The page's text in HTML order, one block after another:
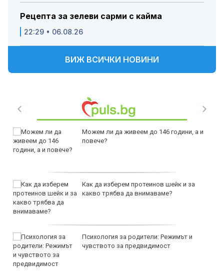
Рецепта за зелеви сарми с кайма
22:29 • 06.08.26
ВИЖ ВСИЧКИ НОВИНИ
Можем ли да живеем до 146 години, а и
повече?
Как да изберем протеинов шейк и за
какво трябва да внимаваме?
Психология за родители: Режимът и
чувството за предвидимост